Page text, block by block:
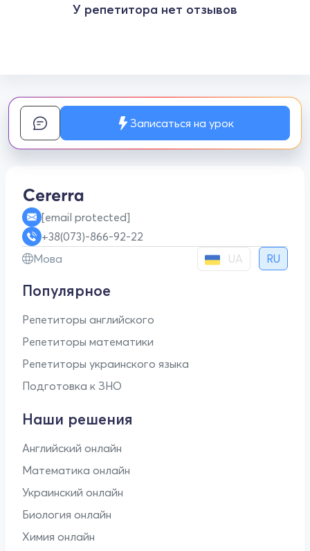
У репетитора нет отзывов
Записаться на урок
[email protected]
+38(073)-866-92-22
Мова
UA RU
Популярное
Репетиторы английского
Репетиторы математики
Репетиторы украинского языка
Подготовка к ЗНО
Наши решения
Английский онлайн
Математика онлайн
Украинский онлайн
Биология онлайн
Химия онлайн